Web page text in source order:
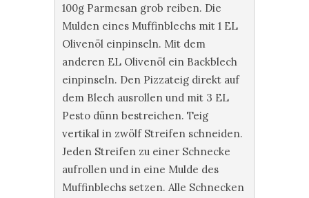
100g Parmesan grob reiben. Die
Mulden eines Muffinblechs mit 1 EL
Olivenöl einpinseln. Mit dem
anderen EL Olivenöl ein Backblech
einpinseln. Den Pizzateig direkt auf
dem Blech ausrollen und mit 3 EL
Pesto dünn bestreichen. Teig
vertikal in zwölf Streifen schneiden.
Jeden Streifen zu einer Schnecke
aufrollen und in eine Mulde des
Muffinblechs setzen. Alle Schnecken